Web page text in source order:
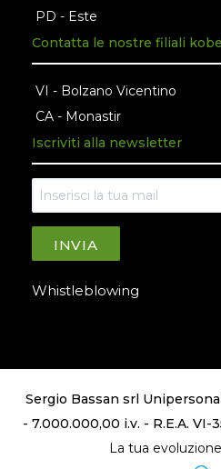
PD - Este
Contatta le nostre filiali
VI - Bolzano Vicentino
CA - Monastir
Iscriviti alla newsletter
INVIA
Whistleblowing
Sergio Bassan srl
- 7.000.000,00 i.v. - R.E.A. VI-
La tua